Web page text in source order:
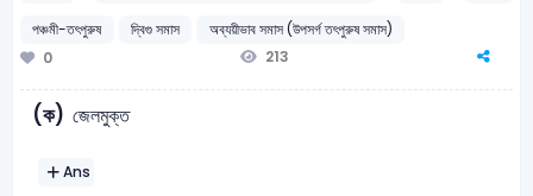
পঞ্চমী-তৎপুরুষ
দ্বিগু সমাস
অব্যয়ীভাব সমাস (উপসর্গ তৎপুরুষ সমাস)
0
213
(ক) জেলমুক্ত
Ans